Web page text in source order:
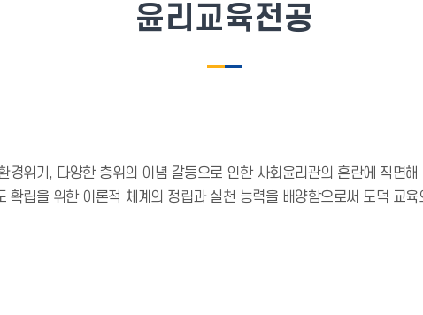
윤리교육전공
경위기, 다양한 층위의 이념 갈등으로 인한 사회윤리관의 혼란에 직면
립을 위한 이론적 체계의 정립과 실천 능력을 배양함으로써 도덕 교